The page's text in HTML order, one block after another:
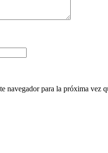
navegador para la próxima vez